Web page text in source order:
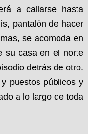
a callarse hasta
pantalón de hacer
se acomoda en
su casa en el norte
detrás de otro.
puestos públicos y
a lo largo de toda